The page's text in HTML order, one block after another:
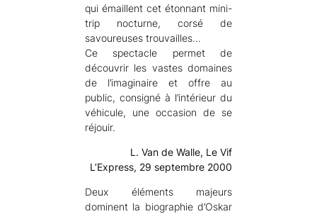
qui émaillent cet étonnant mini-
trip nocturne, corsé de
savoureuses trouvailles…
Ce spectacle permet de
découvrir les vastes domaines
de l’imaginaire et offre au
public, consigné à l’intérieur du
véhicule, une occasion de se
réjouir.
L. Van de Walle, Le Vif
L’Express, 29 septembre 2000
Deux éléments majeurs
dominent la biographie d’Oskar